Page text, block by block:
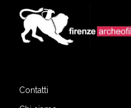
Contatti